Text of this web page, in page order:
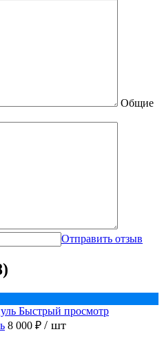
Общие
Отправить отзыв
Быстрый просмотр
8 000 ₽ / шт